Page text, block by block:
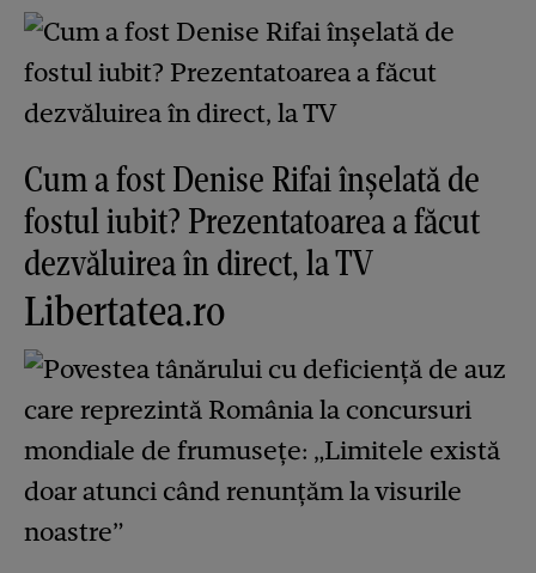
Cum a fost Denise Rifai înșelată de
fostul iubit? Prezentatoarea a făcut
dezvăluirea în direct, la TV
Libertatea.ro